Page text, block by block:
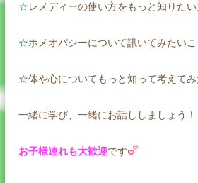
☆レメディーの使い方をもっと知りた
☆ホメオパシーについて訊いてみたい
☆体や心についてもっと知って考えて
一緒に学び、一緒にお話ししましょう！
お子様連れも大歓迎です